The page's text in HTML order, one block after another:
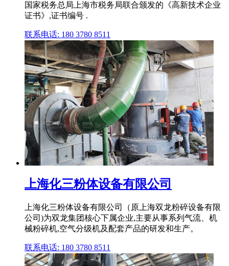
国家税务总局上海市税务局联合颁发的《高新技术企业
证书》,证书编号 .
联系电话: 180 3780 8511
上海化三粉体设备有限公司
上海化三粉体设备有限公司（原上海双龙粉碎设备有限
公司)为双龙集团核心下属企业,主要从事系列气流、机
械粉碎机,空气分级机及配套产品的研发和生产。
联系电话: 180 3780 8511